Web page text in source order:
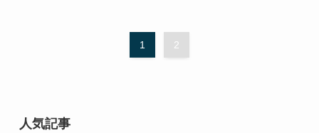
1 2
人気記事